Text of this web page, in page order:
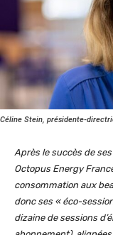
Céline Stein, présidente-
Après le succès de
Octopus Energy
consommation aux
donc ses « éco-
dizaine de sessions